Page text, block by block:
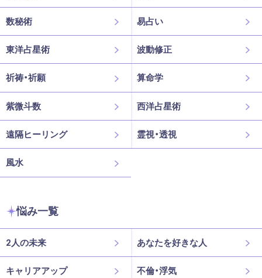
数秘術 易占い
東洋占星術 波動修正
祈祷・祈願 算命学
紫微斗数 西洋占星術
遠隔ヒーリング 霊視・透視
風水
悩み一覧
2人の未来 あなたを好きな人
キャリアアップ 不倫・浮気